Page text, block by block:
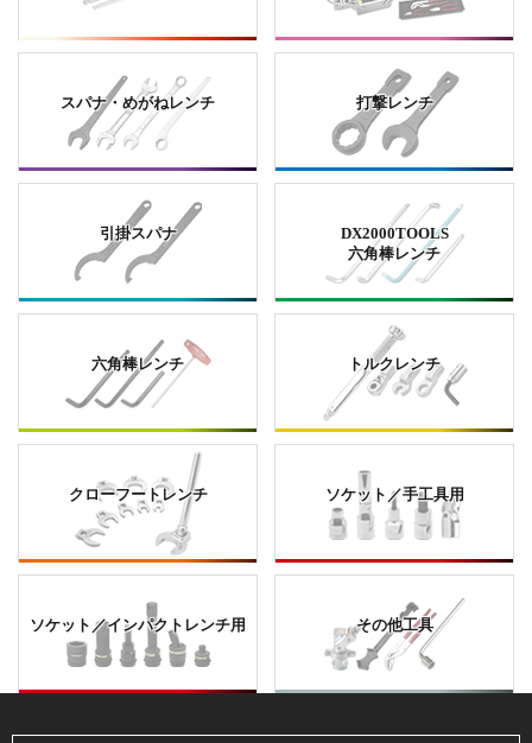
スパナ・めがねレンチ 打撃レンチ
引掛スパナ
DX2000TOOLS
六角棒レンチ
六角棒レンチ トルクレンチ
クローフートレンチ ソケット／手工具用
ソケット／インパクトレンチ用 その他工具